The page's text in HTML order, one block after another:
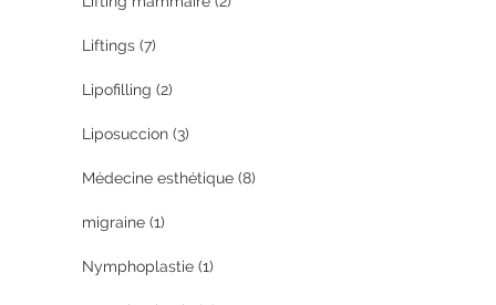
Liftings (7)
Lipofilling (2)
Liposuccion (3)
Médecine esthétique (8)
migraine (1)
Nymphoplastie (1)